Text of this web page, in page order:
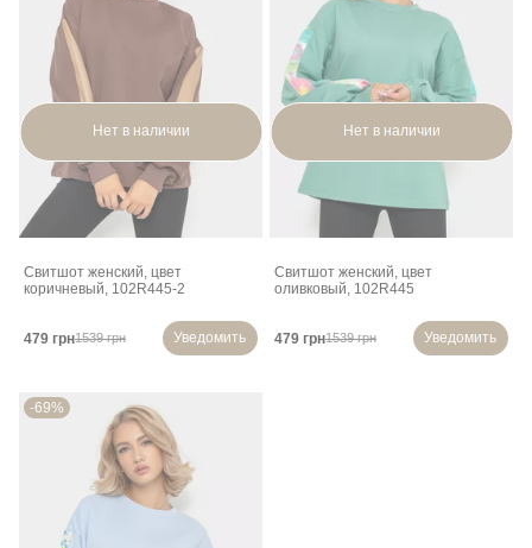
Нет в наличии
Свитшот женский, цвет
коричневый, 102R445-2
479 грн1539 грн Уведомить
Нет в наличии
Свитшот женский, цвет
оливковый, 102R445
479 грн1539 грн Уведомить
-69%